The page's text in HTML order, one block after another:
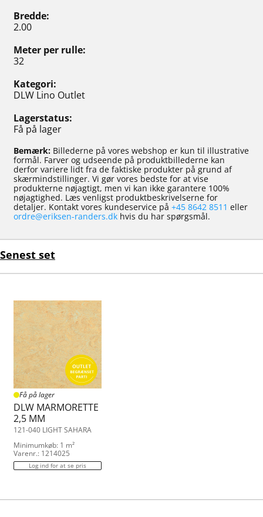
Bredde
2.00
Meter per rulle
32
Kategori
DLW Lino Outlet
Lagerstatus
Få på lager
Bemærk: Billederne på vores webshop er kun til illustrative
formål. Farver og udseende på produktbillederne kan
derfor variere lidt fra de faktiske produkter på grund af
skærmindstillinger. Vi gør vores bedste for at vise
produkterne nøjagtigt, men vi kan ikke garantere 100%
nøjagtighed. Læs venligst produktbeskrivelserne for
detaljer. Kontakt vores kundeservice på +45 8642 8511 eller
ordre@eriksen-randers.dk hvis du har spørgsmål.
Senest set
Få på lager
DLW MARMORETTE
2,5 MM
121-040 LIGHT SAHARA
Minimumkøb: 1 m²
Varenr.: 1214025
Log ind for at se pris